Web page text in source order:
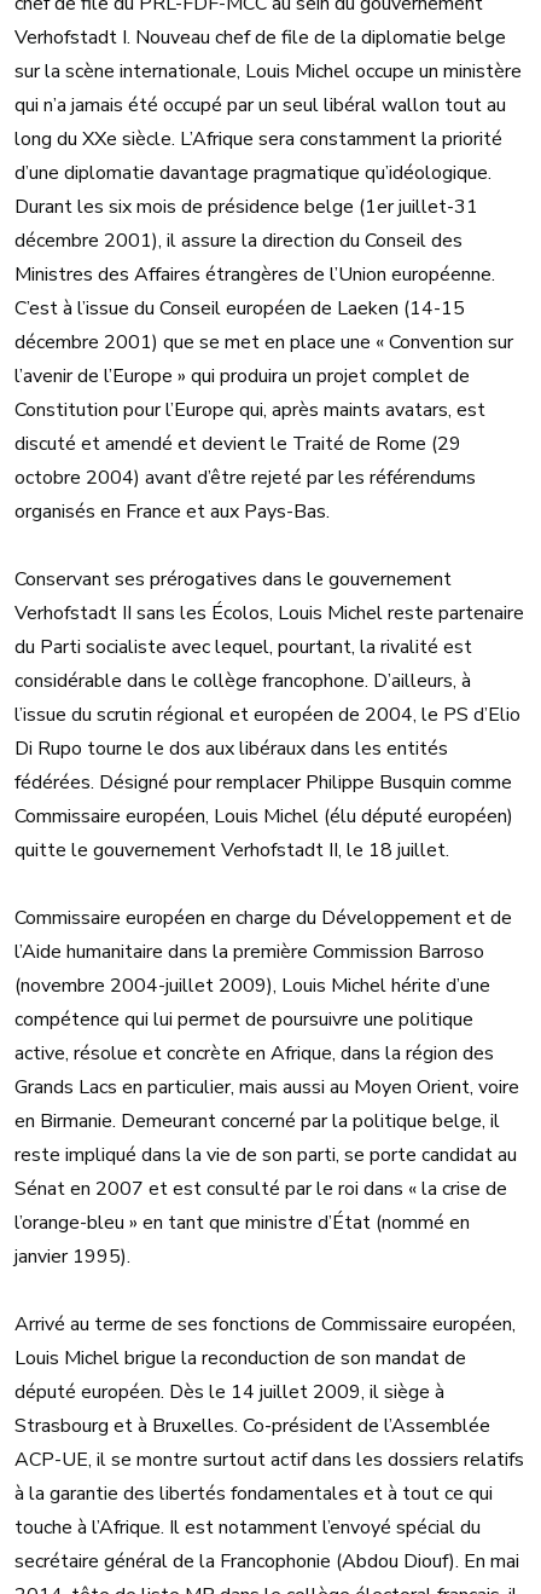
Verhofstadt I. Nouveau chef de file de la diplomatie belge
sur la scène internationale, Louis Michel occupe un ministère
qui n’a jamais été occupé par un seul libéral wallon tout au
long du XXe siècle. L’Afrique sera constamment la priorité
d’une diplomatie davantage pragmatique qu’idéologique.
Durant les six mois de présidence belge (1er juillet-31
décembre 2001), il assure la direction du Conseil des
Ministres des Affaires étrangères de l’Union européenne.
C’est à l’issue du Conseil européen de Laeken (14-15
décembre 2001) que se met en place une « Convention sur
l’avenir de l’Europe » qui produira un projet complet de
Constitution pour l’Europe qui, après maints avatars, est
discuté et amendé et devient le Traité de Rome (29
octobre 2004) avant d’être rejeté par les référendums
organisés en France et aux Pays-Bas.
Conservant ses prérogatives dans le gouvernement
Verhofstadt II sans les Écolos, Louis Michel reste partenaire
du Parti socialiste avec lequel, pourtant, la rivalité est
considérable dans le collège francophone. D’ailleurs, à
l’issue du scrutin régional et européen de 2004, le PS d’Elio
Di Rupo tourne le dos aux libéraux dans les entités
fédérées. Désigné pour remplacer Philippe Busquin comme
Commissaire européen, Louis Michel (élu député européen)
quitte le gouvernement Verhofstadt II, le 18 juillet.
Commissaire européen en charge du Développement et de
l’Aide humanitaire dans la première Commission Barroso
(novembre 2004-juillet 2009), Louis Michel hérite d’une
compétence qui lui permet de poursuivre une politique
active, résolue et concrète en Afrique, dans la région des
Grands Lacs en particulier, mais aussi au Moyen Orient, voire
en Birmanie. Demeurant concerné par la politique belge, il
reste impliqué dans la vie de son parti, se porte candidat au
Sénat en 2007 et est consulté par le roi dans « la crise de
l’orange-bleu » en tant que ministre d’État (nommé en
janvier 1995).
Arrivé au terme de ses fonctions de Commissaire européen,
Louis Michel brigue la reconduction de son mandat de
député européen. Dès le 14 juillet 2009, il siège à
Strasbourg et à Bruxelles. Co-président de l’Assemblée
ACP-UE, il se montre surtout actif dans les dossiers relatifs
à la garantie des libertés fondamentales et à tout ce qui
touche à l’Afrique. Il est notamment l’envoyé spécial du
secrétaire général de la Francophonie (Abdou Diouf). En mai